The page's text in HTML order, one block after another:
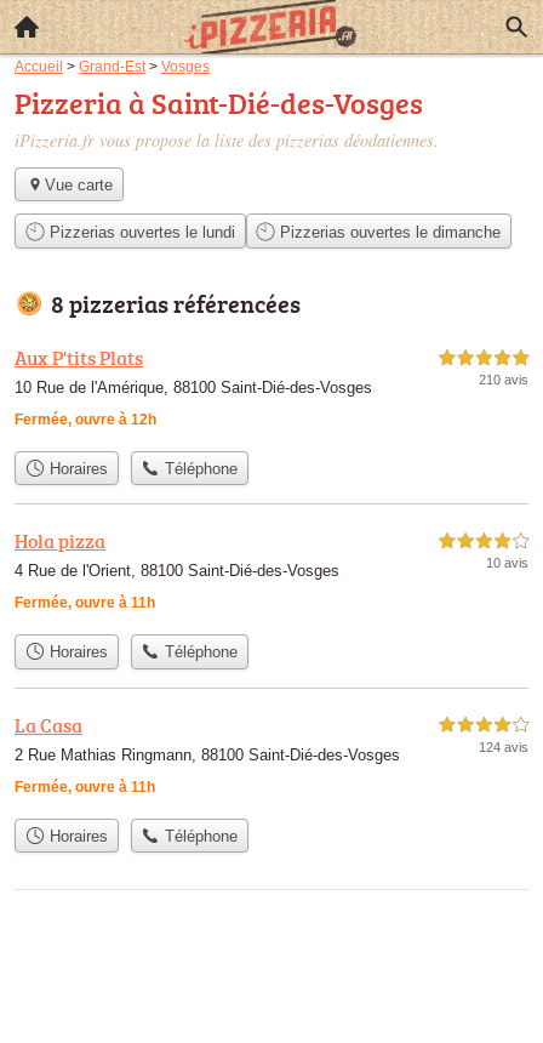
Accueil > Grand-Est > Vosges
Pizzeria à Saint-Dié-des-Vosges
iPizzeria.fr vous propose la liste des pizzerias déodatiennes.
Vue carte
Pizzerias ouvertes le lundi Pizzerias ouvertes le dimanche
8 pizzerias référencées
Aux P'tits Plats
10 Rue de l'Amérique, 88100 Saint-Dié-des-Vosges
Fermée, ouvre à 12h
5,0 étoiles sur 5
210 avis
Horaires Téléphone
Hola pizza
4 Rue de l'Orient, 88100 Saint-Dié-des-Vosges
Fermée, ouvre à 11h
4,0 étoiles sur 5
10 avis
Horaires Téléphone
La Casa
2 Rue Mathias Ringmann, 88100 Saint-Dié-des-Vosges
Fermée, ouvre à 11h
4,0 étoiles sur 5
124 avis
Horaires Téléphone